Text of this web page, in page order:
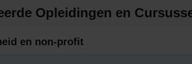
Opleidingen en
en non-profit